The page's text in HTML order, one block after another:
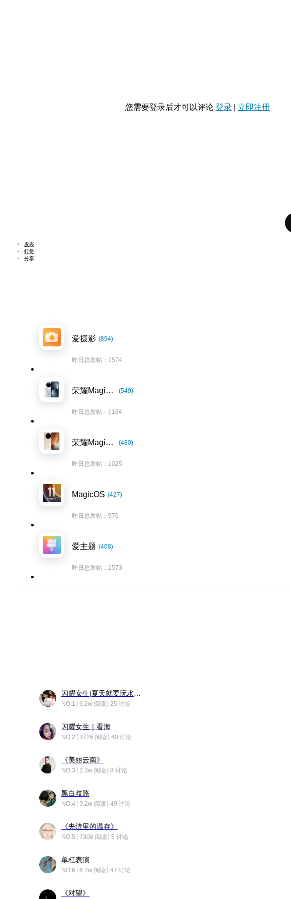
您需要登录后才可以评论 登录 立即注册
发表
打赏
分享
爱摄影 (894)
昨日总发帖：1574
荣耀Magic7系列 (549)
昨日总发帖：1164
荣耀Magic8系列 (480)
昨日总发帖：1025
MagicOS (427)
昨日总发帖：970
爱主题 (408)
昨日总发帖：1573
NO.1 6.2w 阅读 25 讨论
闪耀女生｜看海
NO.2 3726 阅读 40 讨论
《美丽云南》
NO.3 2.3w 阅读 8 讨论
黑白歧路
NO.4 9.2w 阅读 49 讨论
《夹缝里的温存》
NO.5 7306 阅读 5 讨论
单杠表演
NO.6 6.2w 阅读 47 讨论
《对望》